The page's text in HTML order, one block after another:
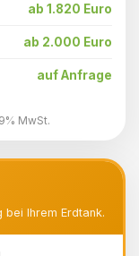
ab 1.820 Euro
ab 2.000 Euro
auf Anfrage
MwSt.
Ihrem Erdtank.